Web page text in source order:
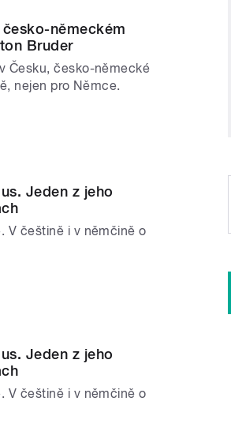
německém
Bruder
Česku, česko-německé
nejen pro Němce.
Jeden z jeho
V češtině i v němčině o
Jeden z jeho
V češtině i v němčině o